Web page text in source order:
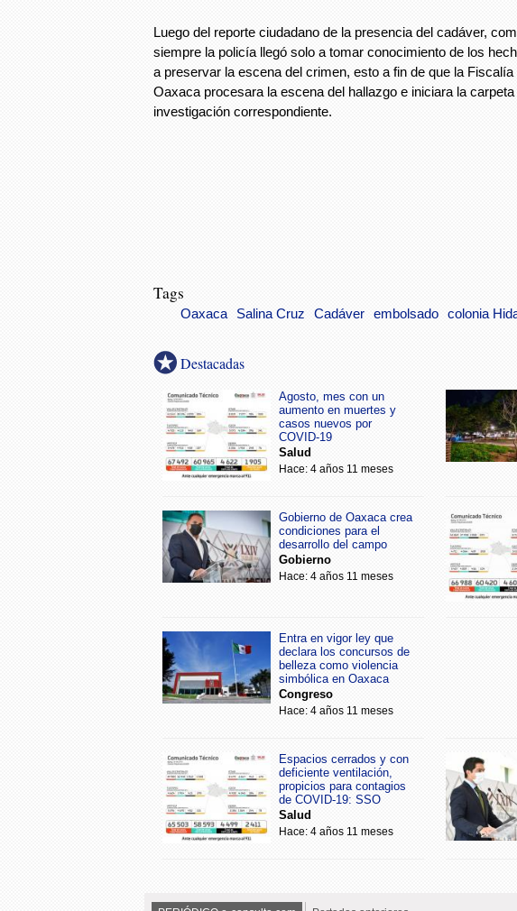
Luego del reporte ciudadano de la presencia del cadáver,
siempre la policía llegó solo a tomar conocimiento de los
a preservar la escena del crimen, esto a fin de que la Fiscalía
Oaxaca procesara la escena del hallazgo e iniciara la carpeta
investigación correspondiente.
Tags
Oaxaca Salina Cruz Cadáver embolsado colonia
Destacadas
Agosto, mes con un
aumento en muertes y
casos nuevos por
COVID-19
Salud
Hace: 4 años 11 meses
Gobierno de Oaxaca crea
condiciones para el
desarrollo del campo
Gobierno
Hace: 4 años 11 meses
Entra en vigor ley que
declara los concursos de
belleza como violencia
simbólica en Oaxaca
Congreso
Hace: 4 años 11 meses
Espacios cerrados y con
deficiente ventilación,
propicios para contagios
de COVID-19: SSO
Salud
Hace: 4 años 11 meses